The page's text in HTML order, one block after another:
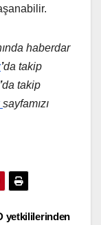
haberdar
’da takip
’da takip
sayfamızı
yetkililerinden